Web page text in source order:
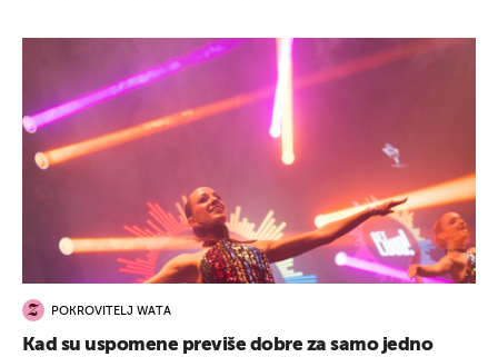
POKROVITELJ WATA
Kad su uspomene previše dobre za samo jedno